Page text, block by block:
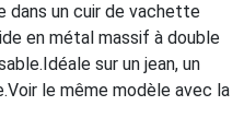
dans un cuir de vachette
en métal massif à double
sur un jean, un
le même modèle avec la